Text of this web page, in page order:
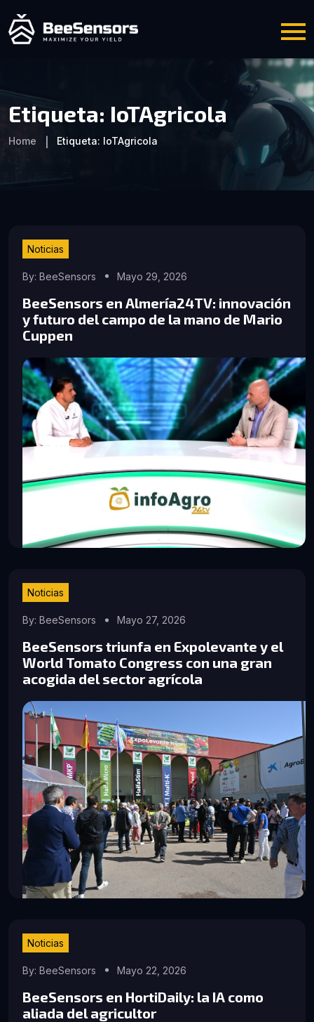
Etiqueta: IoTAgricola
Home Etiqueta: IoTAgricola
Noticias
By: BeeSensors Mayo 29, 2026
BeeSensors en Almería24TV: innovación
y futuro del campo de la mano de Mario
Cuppen
Noticias
By: BeeSensors Mayo 27, 2026
BeeSensors triunfa en Expolevante y el
World Tomato Congress con una gran
acogida del sector agrícola
Noticias
By: BeeSensors Mayo 22, 2026
BeeSensors en HortiDaily: la IA como
aliada del agricultor